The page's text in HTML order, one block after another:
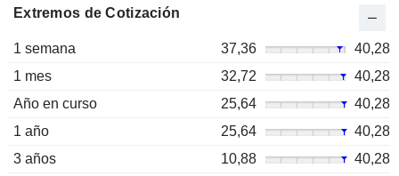
Extremos de Cotización
1 semana 37,36
40,28
1 mes
32,72
40,28
Año en curso
25,64
40,28
1 año
25,64
40,28
3 años
10,88
40,28